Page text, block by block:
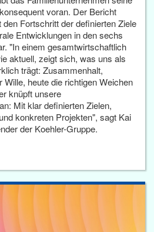
voran. Der Bericht
Fortschritt der definierten Ziele
Entwicklungen in den sechs
"In einem gesamtwirtschaftlich
aktuell, zeigt sich, was uns als
trägt: Zusammenhalt,
heute die richtigen Weichen
knüpft unsere
Mit klar definierten Zielen,
konkreten Projekten", sagt Kai
der Koehler-Gruppe.